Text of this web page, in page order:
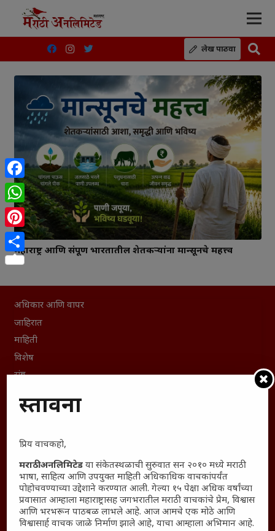
लेख पाठवा
महाराष्ट्र आणि संपूर्ण भारतातील शेतकऱ्यांना मान्सूनचे महत्त्व
अधिकार आणि वापर
जाहिरात
माहिती
विशेष
संग्रह
English To Hindi
Polls Archive
Shop Unlimited
Thought For The Day
सामान्य आजारांवर गावठी उपाय – घरच्या घरी मिळवा प्राथमिक
आराम
Facebook
WhatsApp
Pinterest
Share
प्रस्तावना
प्रिय वाचकहो,
मराठी अनलिमिटेड या संकेतस्थळाची सुरुवात सन २०१० मध्ये मराठी
भाषा, साहित्य आणि उपयुक्त माहिती अधिकाधिक वाचकांपर्यंत
पोहोचवण्याच्या उद्देशाने करण्यात आली. गेल्या १५ पेक्षा अधिक वर्षांच्या
प्रवासात आम्हाला महाराष्ट्रासह जगभरातील मराठी वाचकांचे प्रेम, विश्वास
आणि भरभरून पाठबळ लाभले आहे. आज आमचे एक मोठे आणि
विश्वासार्ह वाचक जाळे निर्माण झाले आहे, याचा आम्हाला अभिमान आहे.